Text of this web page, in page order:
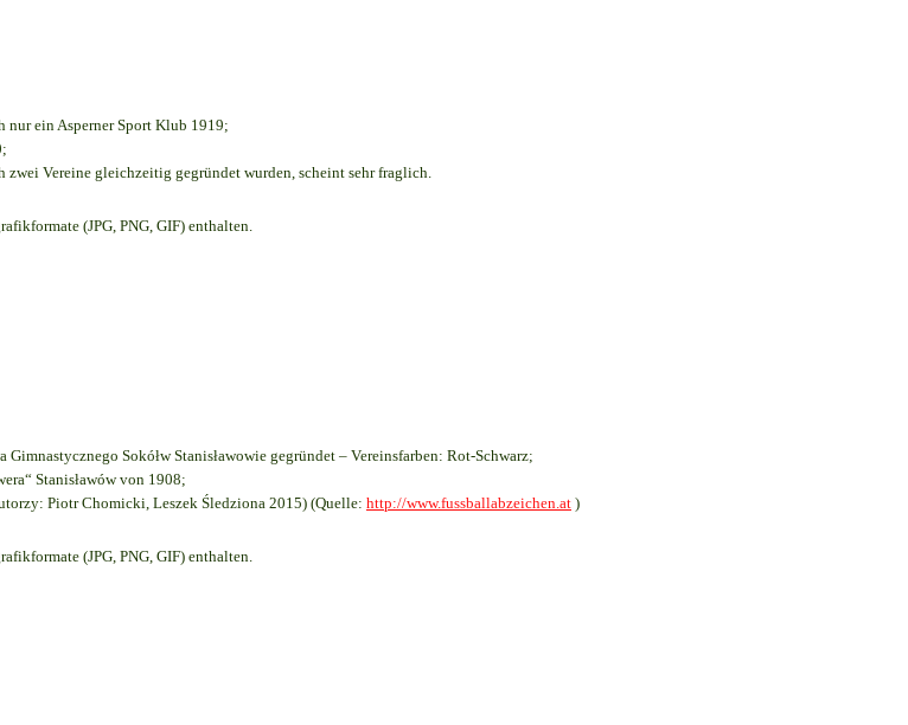
nur ein Asperner Sport Klub 1919;
;
Vereine gleichzeitig gegründet wurden, scheint sehr fraglich.
(JPG, PNG, GIF) enthalten.
Sokółw Stanisławowie gegründet – Vereinsfarben: Rot-Schwarz;
Stanisławów von 1908;
Piotr Chomicki, Leszek Śledziona 2015) (Quelle: http://www.fussballabzeichen.at )
(JPG, PNG, GIF) enthalten.